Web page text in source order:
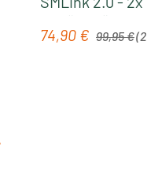
Verkaufspreis:
74,90 € 99,95 €